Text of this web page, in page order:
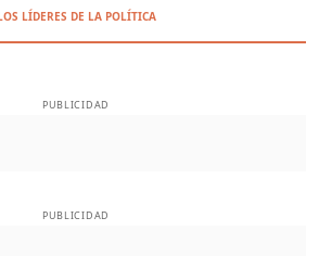
LÍDERES DE LA POLÍTICA
PUBLICIDAD
PUBLICIDAD